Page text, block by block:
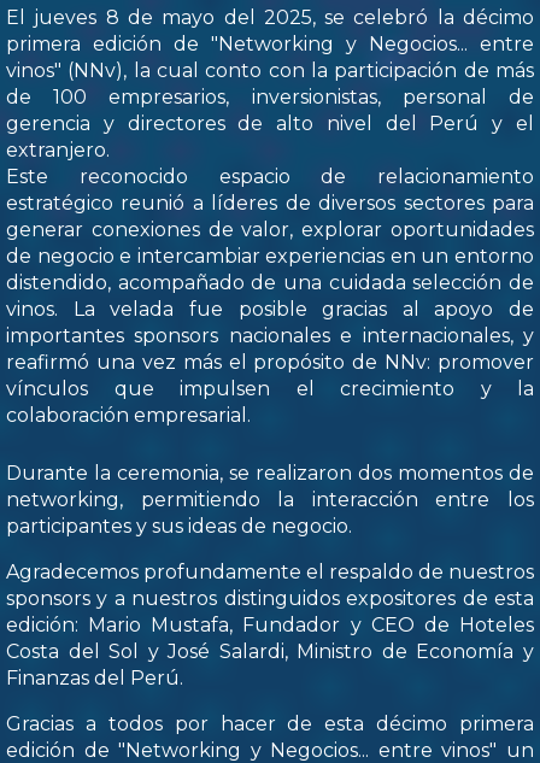
El jueves 8 de mayo del 2025, se celebró la décimo
primera edición de "Networking y Negocios... entre
vinos" (NNv), la cual conto con la participación de más
de 100 empresarios, inversionistas, personal de
gerencia y directores de alto nivel del Perú y el
extranjero.
Este reconocido espacio de relacionamiento
estratégico reunió a líderes de diversos sectores para
generar conexiones de valor, explorar oportunidades
de negocio e intercambiar experiencias en un entorno
distendido, acompañado de una cuidada selección de
vinos. La velada fue posible gracias al apoyo de
importantes sponsors nacionales e internacionales, y
reafirmó una vez más el propósito de NNv: promover
vínculos que impulsen el crecimiento y la
colaboración empresarial.
Durante la ceremonia, se realizaron dos momentos de
networking, permitiendo la interacción entre los
participantes y sus ideas de negocio.
Agradecemos profundamente el respaldo de nuestros
sponsors y a nuestros distinguidos expositores de esta
edición: Mario Mustafa, Fundador y CEO de Hoteles
Costa del Sol y José Salardi, Ministro de Economía y
Finanzas del Perú.
Gracias a todos por hacer de esta décimo primera
edición de "Networking y Negocios... entre vinos" un